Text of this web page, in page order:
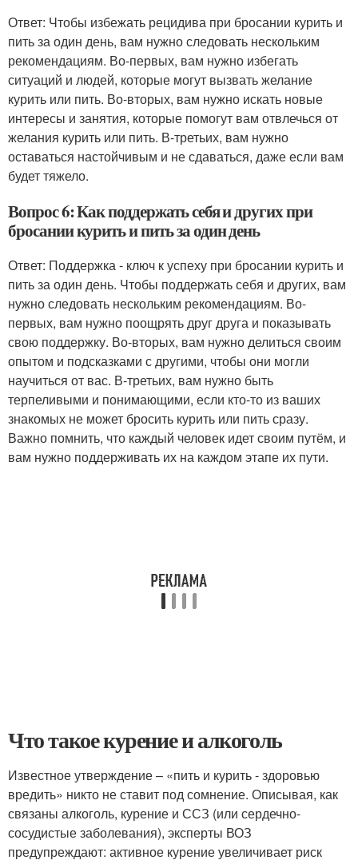
Ответ: Чтобы избежать рецидива при бросании курить и
пить за один день, вам нужно следовать нескольким
рекомендациям. Во-первых, вам нужно избегать
ситуаций и людей, которые могут вызвать желание
курить или пить. Во-вторых, вам нужно искать новые
интересы и занятия, которые помогут вам отвлечься от
желания курить или пить. В-третьих, вам нужно
оставаться настойчивым и не сдаваться, даже если вам
будет тяжело.
Вопрос 6: Как поддержать себя и других при
бросании курить и пить за один день
Ответ: Поддержка - ключ к успеху при бросании курить и
пить за один день. Чтобы поддержать себя и других, вам
нужно следовать нескольким рекомендациям. Во-
первых, вам нужно поощрять друг друга и показывать
свою поддержку. Во-вторых, вам нужно делиться своим
опытом и подсказками с другими, чтобы они могли
научиться от вас. В-третьих, вам нужно быть
терпеливыми и понимающими, если кто-то из ваших
знакомых не может бросить курить или пить сразу.
Важно помнить, что каждый человек идет своим путём, и
вам нужно поддерживать их на каждом этапе их пути.
Что такое курение и алкоголь
Известное утверждение – «пить и курить - здоровью
вредить» никто не ставит под сомнение. Описывая, как
связаны алкоголь, курение и ССЗ (или сердечно-
сосудистые заболевания), эксперты ВОЗ
предупреждают: активное курение увеличивает риск